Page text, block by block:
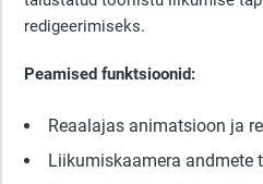
redigeerimiseks.
Peamised funktsioonid:
Reaalajas animatsioon ja
Liikumiskaamera andmete